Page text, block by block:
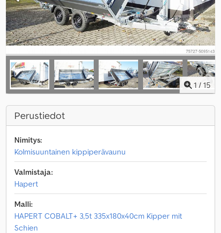
1 / 15
Perustiedot
Nimitys:
Kolmisuuntainen kippiperävaunu
Valmistaja:
Hapert
Malli:
HAPERT COBALT+ 3,5t 335x180x40cm Kipper mit
Schien